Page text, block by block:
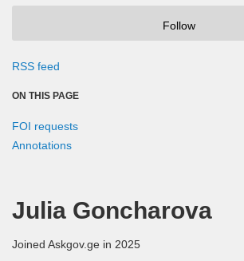
Follow
RSS feed
ON THIS PAGE
FOI requests
Annotations
Julia Goncharova
Joined Askgov.ge in 2025